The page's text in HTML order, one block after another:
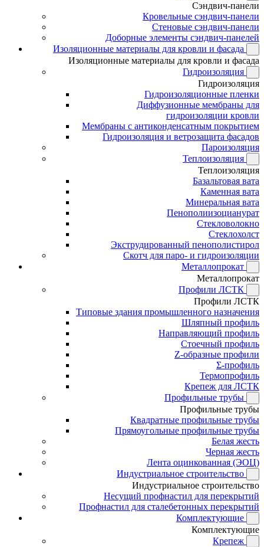
Сэндвич-панели
Кровельные сэндвич-панели
Стеновые сэндвич-панели
Доборные элементы сэндвич-панелей
Изоляционные материалы для кровли и фасада
Изоляционные материалы для кровли и фасада
Гидроизоляция
Гидроизоляция
Гидроизоляционные пленки
Диффузионные мембраны для
гидроизоляции кровли
Мембраны с антиконденсатным покрытием
Гидроизоляция и ветрозащита фасадов
Пароизоляция
Теплоизоляция
Теплоизоляция
Базальтовая вата
Каменная вата
Минеральная вата
Пенополиизоцианурат
Стекловолокно
Стеклохолст
Экструдированный пенополистирол
Скотч для паро- и гидроизоляции
Металлопрокат
Металлопрокат
Профили ЛСТК
Профили ЛСТК
Типовые здания промышленного назначения
Шляпный профиль
Направляющий профиль
Стоечный профиль
Z-образные профили
Σ-профиль
Термопрофиль
Крепеж для ЛСТК
Профильные трубы
Профильные трубы
Квадратные профильные трубы
Прямоугольные профильные трубы
Белая жесть
Черная жесть
Лента оцинкованная (ЭОЦ)
Индустриальное строительство
Индустриальное строительство
Несущий профнастил для перекрытий
Профнастил для сталебетонных перекрытий
Комплектующие
Комплектующие
Крепеж